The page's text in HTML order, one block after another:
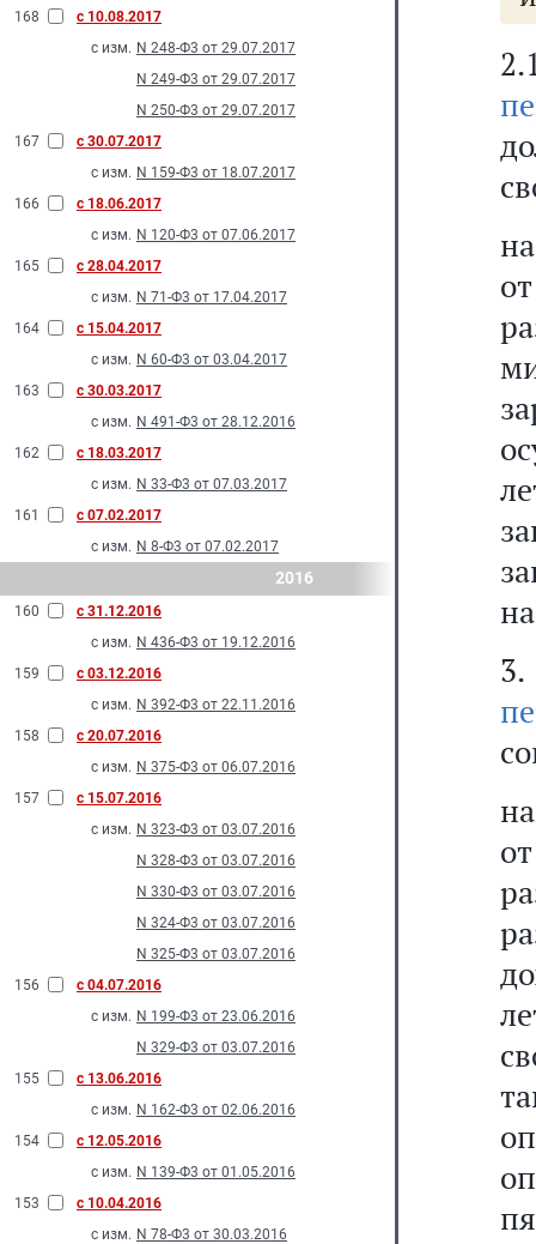
168
с 10.08.2017
с изм. N 248-Ф3 от 29.07.2017
N 249-Ф3 от 29.07.2017
N 250-Ф3 от 29.07.2017
167
с 30.07.2017
с изм. N 159-Ф3 от 18.07.2017
166
с 18.06.2017
с изм. N 120-Ф3 от 07.06.2017
165
с 28.04.2017
с изм. N 71-Ф3 от 17.04.2017
164
с 15.04.2017
с изм. N 60-Ф3 от 03.04.2017
163
с 30.03.2017
с изм. N 491-Ф3 от 28.12.2016
162
с 18.03.2017
с изм. N 33-Ф3 от 07.03.2017
161
с 07.02.2017
с изм. N 8-Ф3 от 07.02.2017
2016
160
с 31.12.2016
с изм. N 436-Ф3 от 19.12.2016
159
с 03.12.2016
с изм. N 392-Ф3 от 22.11.2016
158
с 20.07.2016
с изм. N 375-Ф3 от 06.07.2016
157
с 15.07.2016
с изм. N 323-Ф3 от 03.07.2016
N 328-Ф3 от 03.07.2016
N 330-Ф3 от 03.07.2016
N 324-Ф3 от 03.07.2016
N 325-Ф3 от 03.07.2016
156
с 04.07.2016
с изм. N 199-Ф3 от 23.06.2016
N 329-Ф3 от 03.07.2016
155
с 13.06.2016
с изм. N 162-Ф3 от 02.06.2016
154
с 12.05.2016
с изм. N 139-Ф3 от 01.05.2016
153
с 10.04.2016
с изм. N 78-Ф3 от 30.03.2016